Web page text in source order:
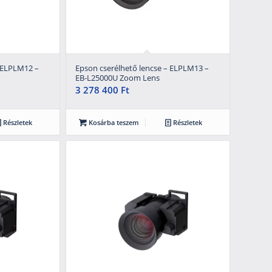
–
Részletek
Epson cserélhető lencse – ELPLM13 –
EB-L25000U Zoom Lens
3 278 400 Ft
Kosárba teszem Részletek